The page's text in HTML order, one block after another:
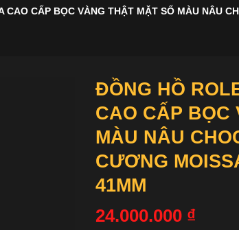
CAO CẤP BỌC VÀNG THẬT MẶT SỐ MÀU NÂU
ĐỒNG HỒ
CAO CẤP BỌC
MÀU NÂU
CƯƠNG
41MM
24.000.000 ₫